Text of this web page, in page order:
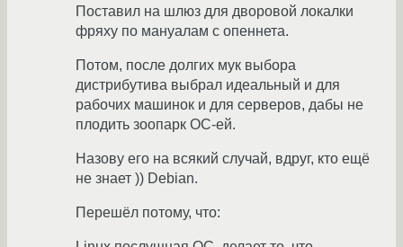
Поставил на шлюз для дворовой локалки
фряху по мануалам с опеннета.
Потом, после долгих мук выбора
дистрибутива выбрал идеальный и для
рабочих машинок и для серверов, дабы не
плодить зоопарк ОС-ей.
Назову его на всякий случай, вдруг, кто ещё
не знает )) Debian.
Перешёл потому, что: